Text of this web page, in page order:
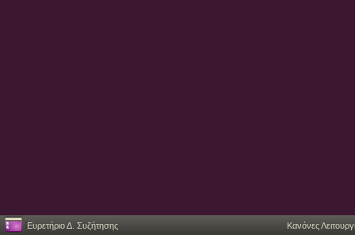
Ευρετήριο Δ. Συζήτησης Κανόνες